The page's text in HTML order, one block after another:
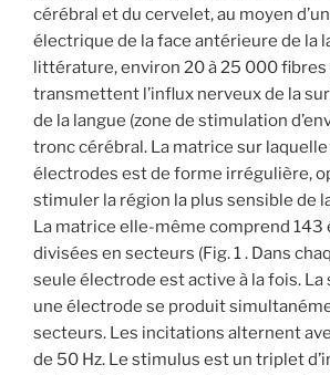
cérébral et du cervelet, au moyen
électrique de la face antérieure de la
littérature, environ 20 à 25 000 fibres
transmettent l’influx nerveux de la
de la langue (zone de stimulation
tronc cérébral. La matrice sur
électrodes est de forme irrégulière,
stimuler la région la plus sensible de
La matrice elle-même comprend 143
divisées en secteurs (Fig. 1 . Dans
seule électrode est active à la fois.
une électrode se produit
secteurs. Les incitations alternent
de 50 Hz. Le stimulus est un triplet